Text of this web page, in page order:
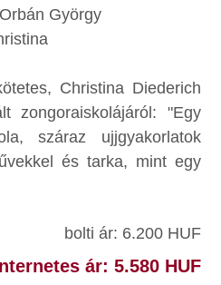
György
Christina Diederich
zongoraiskolájáról: "Egy
száraz ujjgyakorlatok
és tarka, mint egy
bolti ár: 6.200 HUF
ár: 5.580 HUF